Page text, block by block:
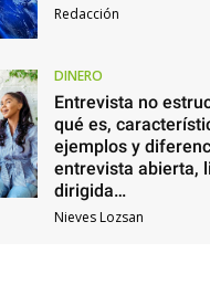
Redacción
DINERO
Entrevista no
qué es,
ejemplos y
entrevista abierta,
dirigida…
Nieves Lozsan